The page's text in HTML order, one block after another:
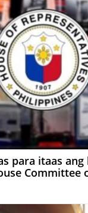
para itaas
Committee